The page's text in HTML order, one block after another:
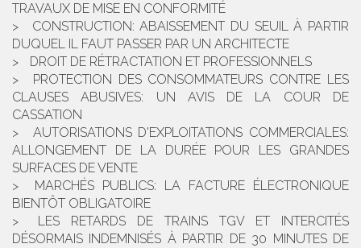
TRAVAUX DE MISE EN CONFORMITÉ
CONSTRUCTION: ABAISSEMENT DU SEUIL À PARTIR
DUQUEL IL FAUT PASSER PAR UN ARCHITECTE
DROIT DE RÉTRACTATION ET PROFESSIONNELS
PROTECTION DES CONSOMMATEURS CONTRE LES
CLAUSES ABUSIVES: UN AVIS DE LA COUR DE
CASSATION
AUTORISATIONS D'EXPLOITATIONS COMMERCIALES:
ALLONGEMENT DE LA DURÉE POUR LES GRANDES
SURFACES DE VENTE
MARCHÉS PUBLICS: LA FACTURE ÉLECTRONIQUE
BIENTÔT OBLIGATOIRE
LES RETARDS DE TRAINS TGV ET INTERCITÉS
DÉSORMAIS INDEMNISÉS À PARTIR DE 30 MINUTES DE